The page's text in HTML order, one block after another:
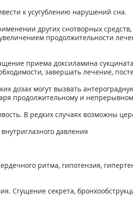
к усугублению нарушений сна.
других снотворных
продолжительности
приема доксиламина
завершать лечение,
дозах могут вызвать
продолжительному и
В редких случаях возможны
давления
ритма, гипотензия,
Сгущение секрета,